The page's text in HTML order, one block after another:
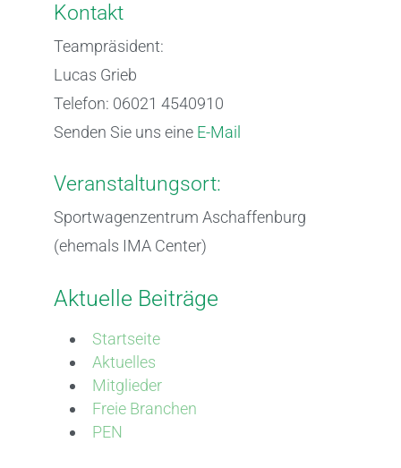
Kontakt
Teampräsident:
Lucas Grieb
Telefon: 06021 4540910
Senden Sie uns eine E-Mail
Veranstaltungsort:
Sportwagenzentrum Aschaffenburg
(ehemals IMA Center)
Aktuelle Beiträge
Startseite
Aktuelles
Mitglieder
Freie Branchen
PEN